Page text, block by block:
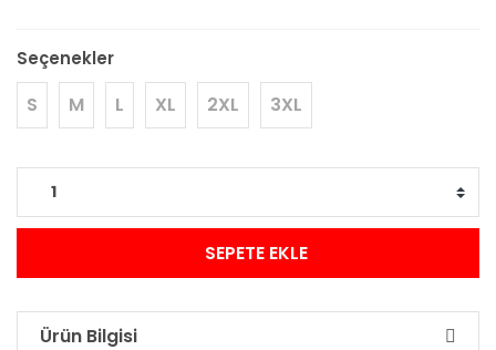
Seçenekler
S M L XL 2XL 3XL
SEPETE EKLE
Ürün Bilgisi